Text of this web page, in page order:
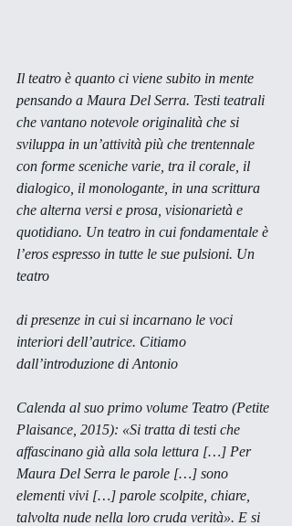
Il teatro è quanto ci viene subito in mente
pensando a Maura Del Serra. Testi teatrali
che vantano notevole originalità che si
sviluppa in un’attività più che trentennale
con forme sceniche varie, tra il corale, il
dialogico, il monologante, in una scrittura
che alterna versi e prosa, visionarietà e
quotidiano. Un teatro in cui fondamentale è
l’eros espresso in tutte le sue pulsioni. Un
teatro
di presenze in cui si incarnano le voci
interiori dell’autrice. Citiamo
dall’introduzione di Antonio
Calenda al suo primo volume Teatro (Petite
Plaisance, 2015): «Si tratta di testi che
affascinano già alla sola lettura […] Per
Maura Del Serra le parole […] sono
elementi vivi […] parole scolpite, chiare,
talvolta nude nella loro cruda verità». E si